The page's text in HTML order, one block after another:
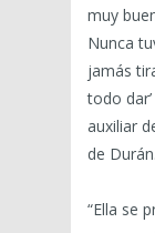
muy
Nunca
jamás
todo
auxiliar
de Durán.
“Ella se